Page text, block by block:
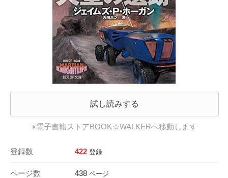
試し読みする
※電子書籍ストアBOOK☆WALKERへ移動します
登録数 422 登録
ページ数 438 ページ